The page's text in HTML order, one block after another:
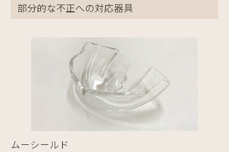
部分的な不正への対応器具
ムーシールド